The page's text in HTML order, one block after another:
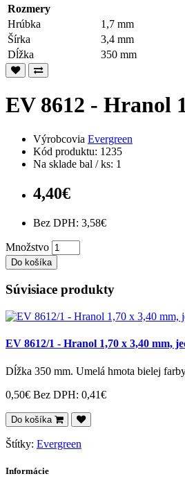
Rozmery
Hrúbka
1,7 mm
Šírka
3,4 mm
Dĺžka
350 mm
EV 8612 - Hranol
Výrobcovia Evergreen
Kód produktu: 1235
Na sklade bal / ks: 1
4,40€
Bez DPH: 3,58€
Množstvo
Do košíka
Súvisiace produkty
EV 8612/1 - Hranol 1,70 x 3,40 mm,
Dĺžka 350 mm. Umelá hmota bielej
0,50€ Bez DPH: 0,41€
Do košíka
Štítky: Evergreen
Informácie